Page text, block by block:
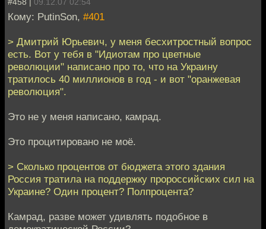
Кому: PutinSon, #401
> Дмитрий Юрьевич, у меня бесхитростный вопрос
есть. Вот у тебя в "Идиотам про цветные
революции" написано про то, что на Украину
тратилось 40 миллионов в год - и вот "оранжевая
революция".
Это не у меня написано, камрад.
Это процитировано не моё.
> Сколько процентов от бюджета этого здания
Россия тратила на поддержку пророссийских сил на
Украине? Один процент? Полпроцента?
Камрад, разве может удивлять подобное в